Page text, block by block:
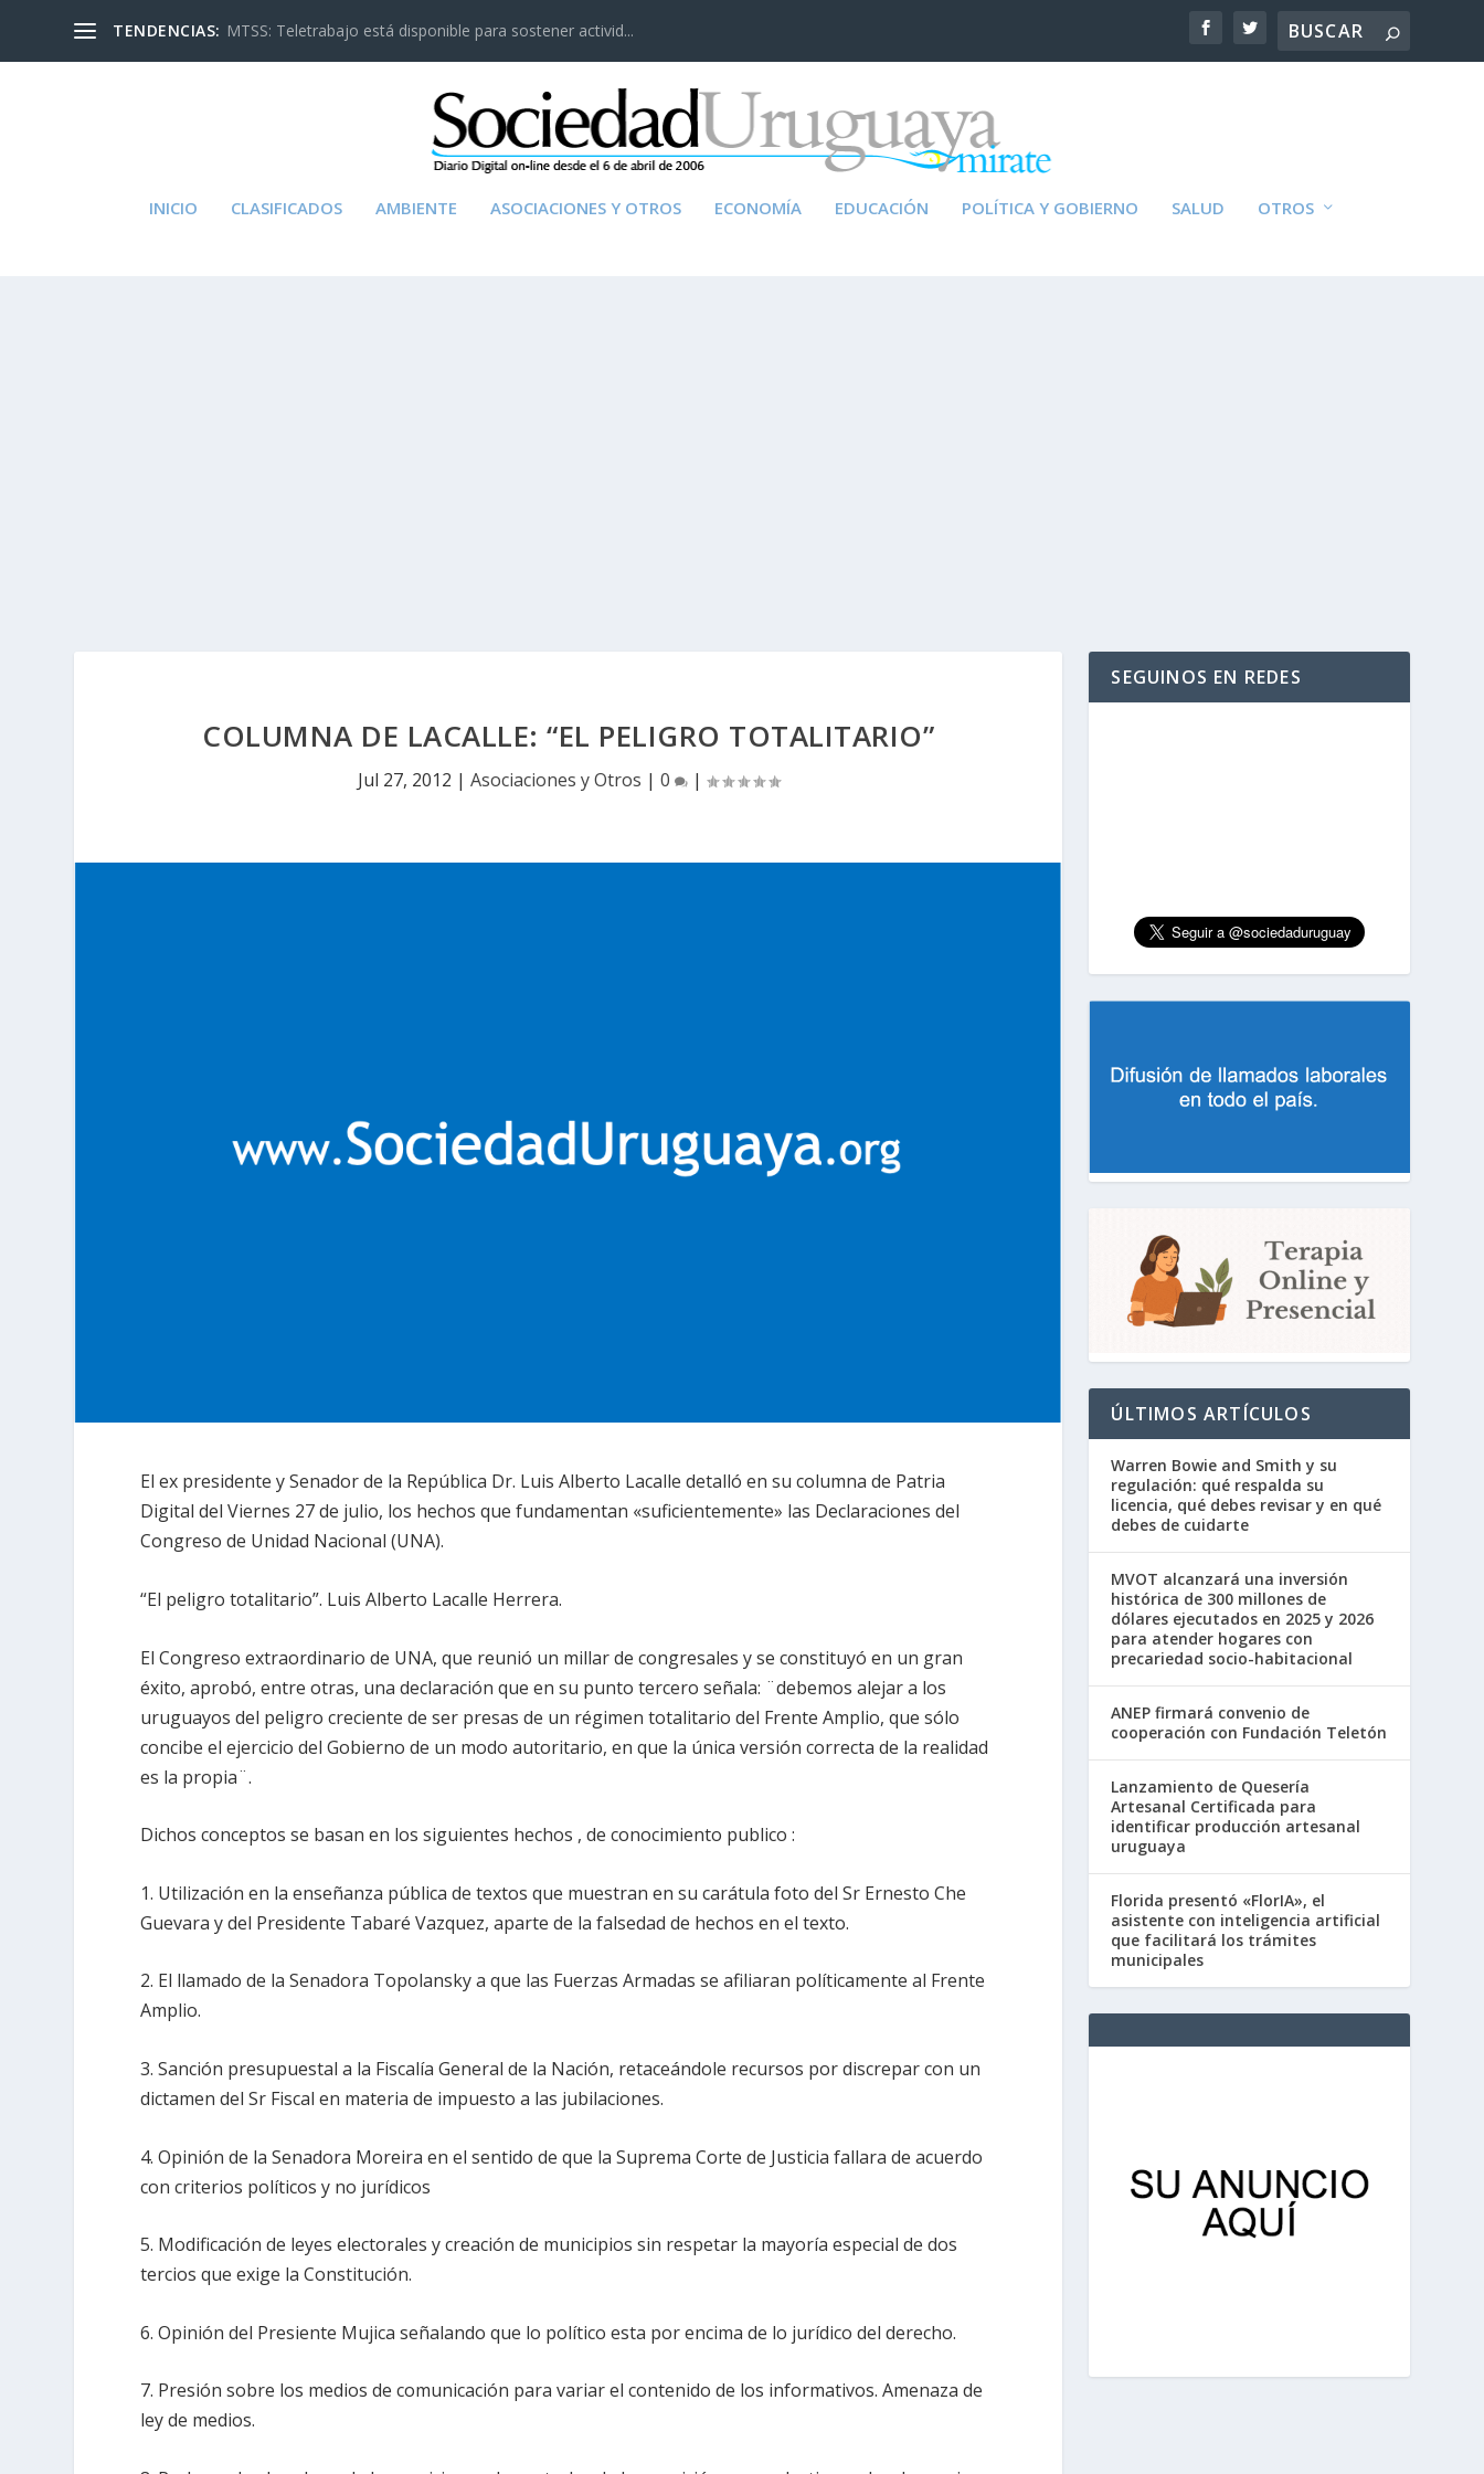
TENDENCIAS: MTSS: Teletrabajo está disponible para sostener activid...
INICIO CLASIFICADOS AMBIENTE ASOCIACIONES Y OTROS ECONOMÍA EDUCACIÓN POLÍTICA Y GOBIERNO SALUD OTROS
COLUMNA DE LACALLE: “EL PELIGRO TOTALITARIO”
Jul 27, 2012 | Asociaciones y Otros | 0 |
El ex presidente y Senador de la República Dr. Luis Alberto Lacalle detalló en su columna de Patria
Digital del Viernes 27 de julio, los hechos que fundamentan «suficientemente» las Declaraciones del
Congreso de Unidad Nacional (UNA).
“El peligro totalitario”. Luis Alberto Lacalle Herrera.
El Congreso extraordinario de UNA, que reunió un millar de congresales y se constituyó en un gran
éxito, aprobó, entre otras, una declaración que en su punto tercero señala: ¨debemos alejar a los
uruguayos del peligro creciente de ser presas de un régimen totalitario del Frente Amplio, que sólo
concibe el ejercicio del Gobierno de un modo autoritario, en que la única versión correcta de la realidad
es la propia¨.
Dichos conceptos se basan en los siguientes hechos , de conocimiento publico :
1. Utilización en la enseñanza pública de textos que muestran en su carátula foto del Sr Ernesto Che
Guevara y del Presidente Tabaré Vazquez, aparte de la falsedad de hechos en el texto.
2. El llamado de la Senadora Topolansky a que las Fuerzas Armadas se afiliaran políticamente al Frente
Amplio.
3. Sanción presupuestal a la Fiscalía General de la Nación, retaceándole recursos por discrepar con un
dictamen del Sr Fiscal en materia de impuesto a las jubilaciones.
4. Opinión de la Senadora Moreira en el sentido de que la Suprema Corte de Justicia fallara de acuerdo
con criterios políticos y no jurídicos
5. Modificación de leyes electorales y creación de municipios sin respetar la mayoría especial de dos
tercios que exige la Constitución.
6. Opinión del Presiente Mujica señalando que lo político esta por encima de lo jurídico del derecho.
7. Presión sobre los medios de comunicación para variar el contenido de los informativos. Amenaza de
ley de medios.
SEGUINOS EN REDES
ÚLTIMOS ARTÍCULOS
Warren Bowie and Smith y su
regulación: qué respalda su
licencia, qué debes revisar y en qué
debes de cuidarte
MVOT alcanzará una inversión
histórica de 300 millones de
dólares ejecutados en 2025 y 2026
para atender hogares con
precariedad socio-habitacional
ANEP firmará convenio de
cooperación con Fundación Teletón
Lanzamiento de Quesería
Artesanal Certificada para
identificar producción artesanal
uruguaya
Florida presentó «FlorIA», el
asistente con inteligencia artificial
que facilitará los trámites
municipales